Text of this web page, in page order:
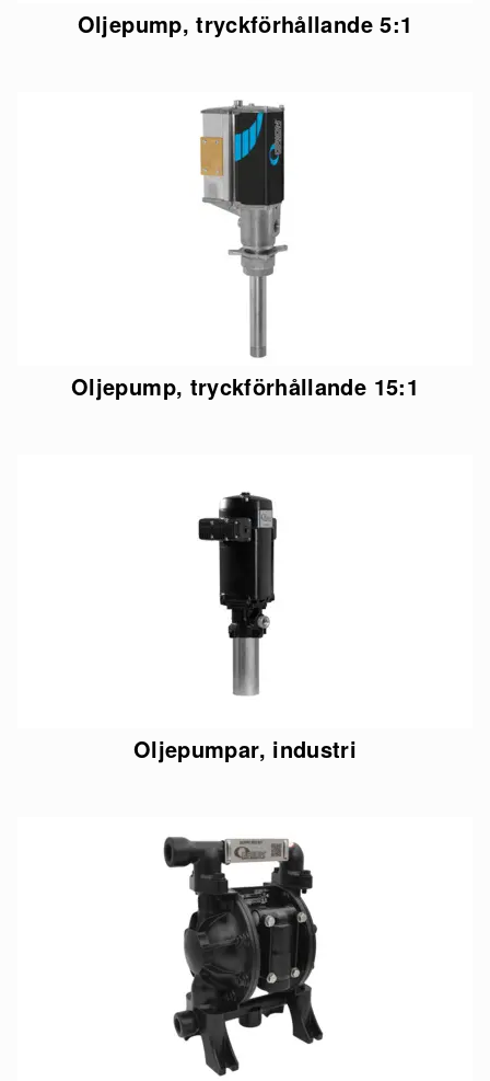
Oljepump, tryckförhållande 5:1
Oljepump, tryckförhållande 15:1
Oljepumpar, industri